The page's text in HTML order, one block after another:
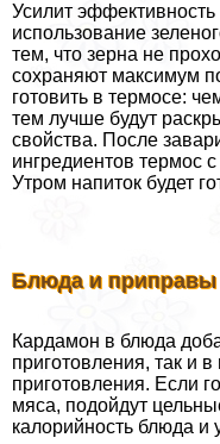
Усилит
использование
тем, что зерна не
сохраняют максимум
готовить в термосе:
тем лучше будут
свойства. После
ингредиентов термос
Утром напиток будет
Блюда и приправы
Кардамон в блюда
приготовления, так и
приготовления. Если
мяса, подойдут
калорийность блюда и